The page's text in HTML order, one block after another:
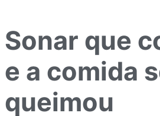
Sonar que
e a comida
queimou